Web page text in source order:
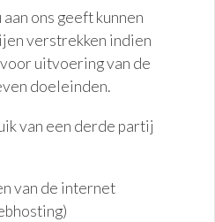
ons geeft kunnen
verstrekken indien
uitvoering van de
doeleinden.
van een derde partij
van de internet